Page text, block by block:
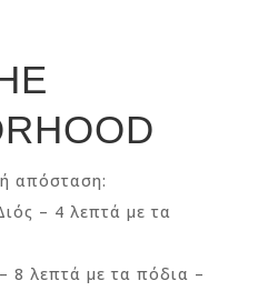
απόσταση:
– 4 λεπτά με τα
8 λεπτά με τα πόδια –